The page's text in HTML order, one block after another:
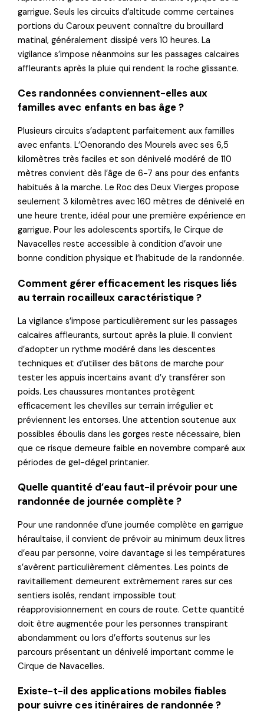
garrigue. Seuls les circuits d’altitude comme certaines
portions du Caroux peuvent connaître du brouillard
matinal, généralement dissipé vers 10 heures. La
vigilance s’impose néanmoins sur les passages calcaires
affleurants après la pluie qui rendent la roche glissante.
Ces randonnées conviennent-elles aux
familles avec enfants en bas âge ?
Plusieurs circuits s’adaptent parfaitement aux familles
avec enfants. L’Oenorando des Mourels avec ses 6,5
kilomètres très faciles et son dénivelé modéré de 110
mètres convient dès l’âge de 6-7 ans pour des enfants
habitués à la marche. Le Roc des Deux Vierges propose
seulement 3 kilomètres avec 160 mètres de dénivelé en
une heure trente, idéal pour une première expérience en
garrigue. Pour les adolescents sportifs, le Cirque de
Navacelles reste accessible à condition d’avoir une
bonne condition physique et l’habitude de la randonnée.
Comment gérer efficacement les risques liés
au terrain rocailleux caractéristique ?
La vigilance s’impose particulièrement sur les passages
calcaires affleurants, surtout après la pluie. Il convient
d’adopter un rythme modéré dans les descentes
techniques et d’utiliser des bâtons de marche pour
tester les appuis incertains avant d’y transférer son
poids. Les chaussures montantes protègent
efficacement les chevilles sur terrain irrégulier et
préviennent les entorses. Une attention soutenue aux
possibles éboulis dans les gorges reste nécessaire, bien
que ce risque demeure faible en novembre comparé aux
périodes de gel-dégel printanier.
Quelle quantité d’eau faut-il prévoir pour une
randonnée de journée complète ?
Pour une randonnée d’une journée complète en garrigue
héraultaise, il convient de prévoir au minimum deux litres
d’eau par personne, voire davantage si les températures
s’avèrent particulièrement clémentes. Les points de
ravitaillement demeurent extrêmement rares sur ces
sentiers isolés, rendant impossible tout
réapprovisionnement en cours de route. Cette quantité
doit être augmentée pour les personnes transpirant
abondamment ou lors d’efforts soutenus sur les
parcours présentant un dénivelé important comme le
Cirque de Navacelles.
Existe-t-il des applications mobiles fiables
pour suivre ces itinéraires de randonnée ?